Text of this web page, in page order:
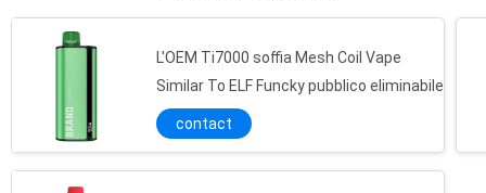
L'OEM Ti7000 soffia Mesh Coil Vape
Similar To ELF Funcky pubblico eliminabile
contact